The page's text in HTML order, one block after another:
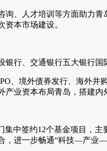
、人才培训等方面助力
本市场建设。
行、交通银行五大银行
、境外债券发行、海外并
业资本布局青岛，搭建内
集中签约12个基金项目，
，进一步畅通“科技—产